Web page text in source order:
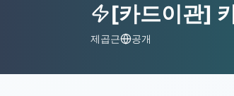
[카드이관]
제곱근 공개